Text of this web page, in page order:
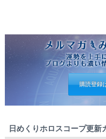
購読登録
日めくりホロスコープ更新